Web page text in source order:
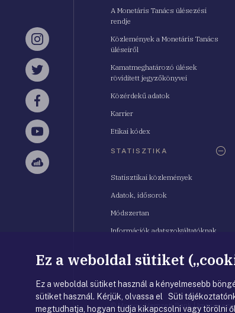
Instagram
Twitter
Facebook
YouTube
Sellsy
A Monetáris Tanács ülésezési
rendje
Közlemények a Monetáris Tanács
üléseiről
Kamatmeghatározó ülések
rövidített jegyzőkönyvei
Közérdekű adatok
Karrier
Etikai kódex
STATISZTIKA
Statisztikai közlemények
Adatok, idősorok
Módszertan
Információk adatszolgáltatóknak
© Magyar Nemzeti Bank |
Ez a weboldal sütiket
Ez a weboldal sütiket használ a kényelmesebb
sütiket használ. Kérjük, olvassa el Süti
megtudhatja, hogyan tudja kikapcsolni vagy törölni